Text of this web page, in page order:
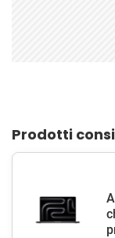
Prodotti